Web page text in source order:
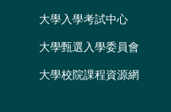
大學入學考試中心
大學甄選入學委員會
大學校院課程資源網